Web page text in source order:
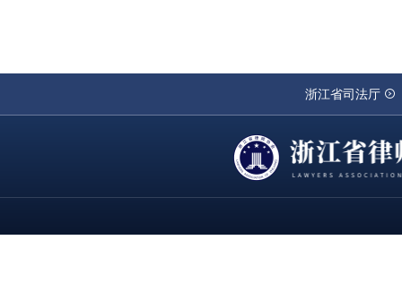
浙江省司法厅